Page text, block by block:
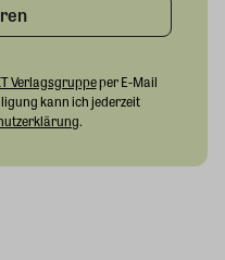
Verlagsgruppeper E-Mail
kann ich jederzeit
.